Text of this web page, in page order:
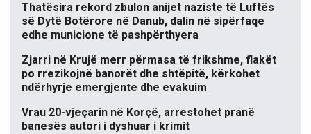
Thatësira rekord zbulon anijet naziste të Luftës
së Dytë Botërore në Danub, dalin në sipërfaqe
edhe municione të pashpërthyera
Zjarri në Krujë merr përmasa të frikshme, flakët
po rrezikojnë banorët dhe shtëpitë, kërkohet
ndërhyrje emergjente dhe evakuim
Vrau 20-vjeçarin në Korçë, arrestohet pranë
banesës autori i dyshuar i krimit